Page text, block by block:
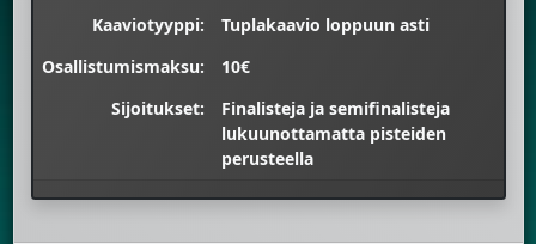
Kaaviotyyppi:
Tuplakaavio loppuun asti
Osallistumismaksu:
10€
Sijoitukset:
Finalisteja ja semifinalisteja
lukuunottamatta pisteiden
perusteella